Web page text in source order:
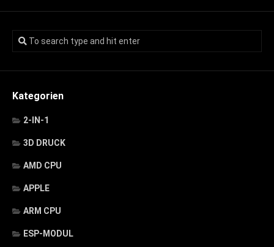
Kategorien
2-IN-1
3D DRUCK
AMD CPU
APPLE
ARM CPU
ESP-MODUL